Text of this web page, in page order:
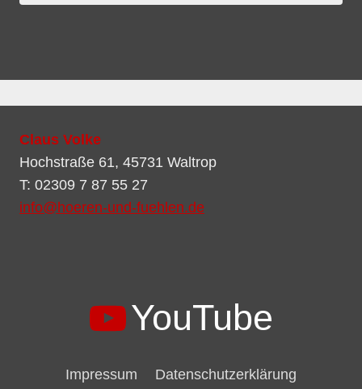
Claus Volke
Hochstraße 61, 45731 Waltrop
T: 02309 7 87 55 27
info@hoeren-und-fuehlen.de
YouTube
Impressum Datenschutzerklärung